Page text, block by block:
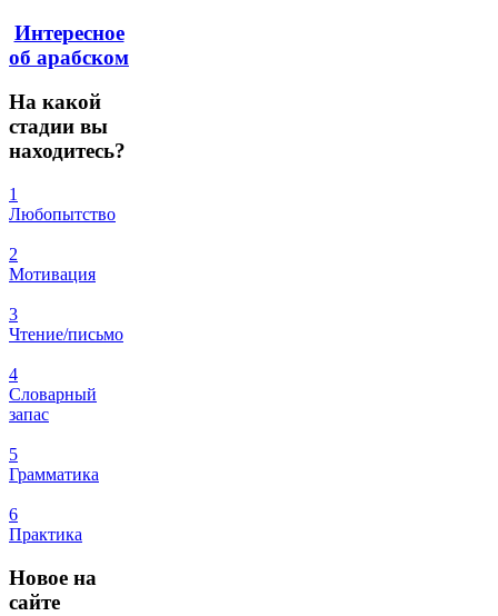
Интересное
об арабском
На какой
стадии вы
находитесь?
1
Любопытство
2
Мотивация
3
Чтение/письмо
4
Словарный
запас
5
Грамматика
6
Практика
Новое на
сайте